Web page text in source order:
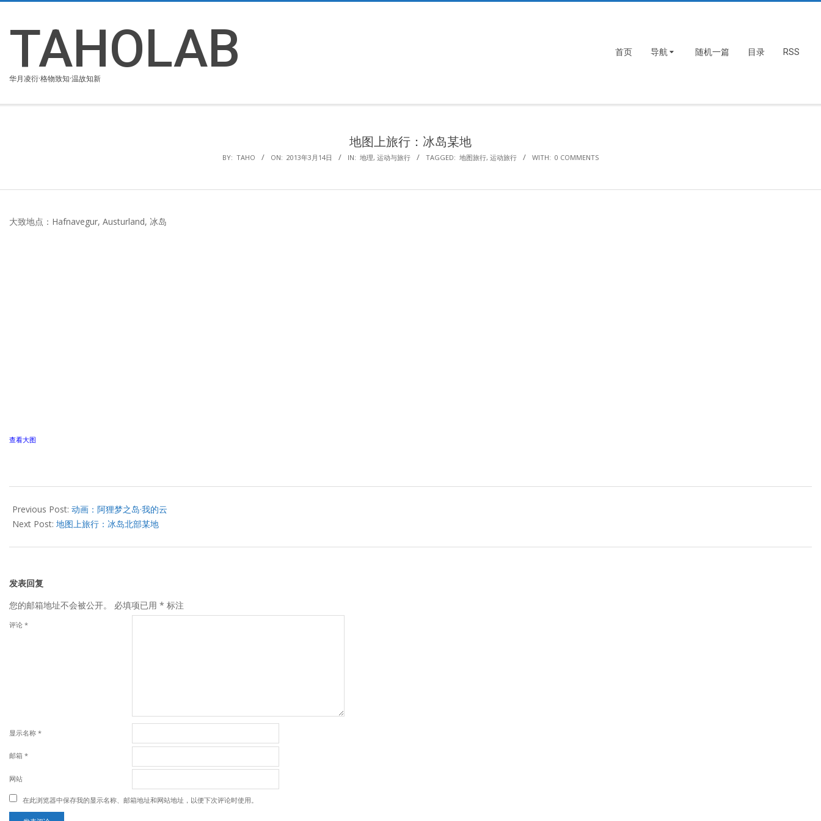
content
TAHOLAB
华月凌衍·格物致知·温故知新
首页 导航 随机一篇 目录 RSS
地图上旅行：冰岛某地
BY: TAHO ON: 2013年3月14日 IN: 地理, 运动与旅行 TAGGED: 地图旅行, 运动旅行 WITH: 0 COMMENTS
大致地点：Hafnavegur, Austurland, 冰岛
查看大图
03-
14
Previous Post: 动画：阿狸梦之岛·我的云
Next Post: 地图上旅行：冰岛北部某地
发表回复
您的邮箱地址不会被公开。
必填项已用 * 标注
评论 *
显示名称 *
邮箱 *
网站
在此浏览器中保存我的显示名称、邮箱地址和网站地址，以便下次评论时使用。